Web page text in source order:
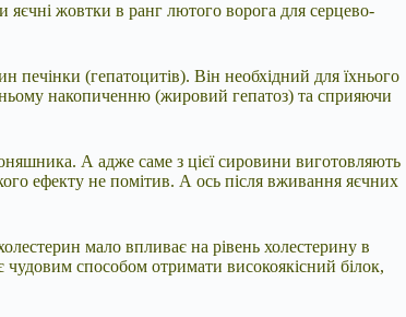
жовтки в ранг лютого ворога для серцево-
(гепатоцитів). Він необхідний для їхнього
накопиченню (жировий гепатоз) та сприяючи
А адже саме з цієї сировини виготовляють
ефекту не помітив. А ось після вживання яєчних
мало впливає на рівень холестерину в
способом отримати високоякісний білок,